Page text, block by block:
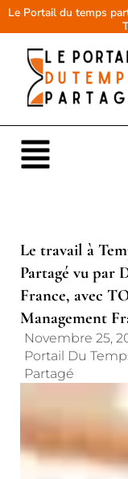
AllerLe Portail du temps
Main
Menu
Le travail à
Partagé vu par
France, avec
Management
Novembre 25,
Portail Du
Partagé